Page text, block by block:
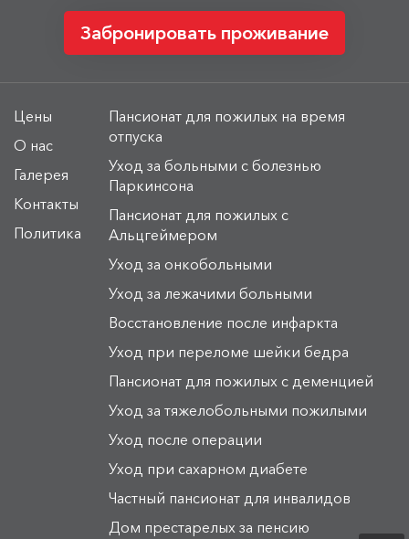
Забронировать проживание
Цены
О нас
Галерея
Контакты
Политика
Пансионат для пожилых на время
отпуска
Уход за больными с болезнью
Паркинсона
Пансионат для пожилых с
Альцгеймером
Уход за онкобольными
Уход за лежачими больными
Восстановление после инфаркта
Уход при переломе шейки бедра
Пансионат для пожилых с деменцией
Уход за тяжелобольными пожилыми
Уход после операции
Уход при сахарном диабете
Частный пансионат для инвалидов
Дом престарелых за пенсию